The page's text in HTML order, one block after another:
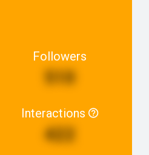
Followers
510
Interactions
422